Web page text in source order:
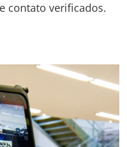
contato verificados.